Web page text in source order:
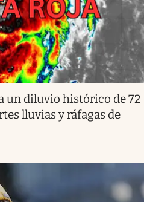
un diluvio histórico de 72
lluvias y ráfagas de